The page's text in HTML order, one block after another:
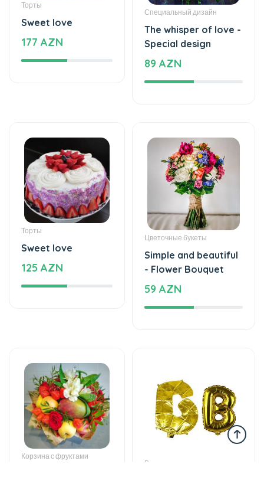
Торты
Sweet love
177 AZN
Специальный дизайн
The whisper of love -
Special design
89 AZN
Торты
Sweet love
125 AZN
Цветочные букеты
Simple and beautiful
- Flower Bouquet
59 AZN
Корзина с фруктами
Воздушные шары